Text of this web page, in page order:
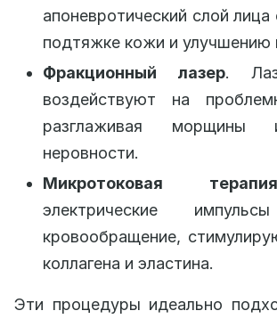
апоневротический слой лица
подтяжке кожи и улучшению
Фракционный лазер.
воздействуют на
разглаживая морщины
неровности.
Микротоковая терапия
электрические
кровообращение,
коллагена и эластина.
Эти процедуры идеально